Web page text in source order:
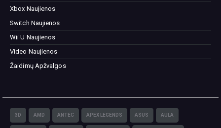
Xbox Naujienos
Switch Naujienos
Wii U Naujienos
Video Naujienos
Žaidimų Apžvalgos
3D AMD ANTEC APEX LEGENDS ASUS AULA